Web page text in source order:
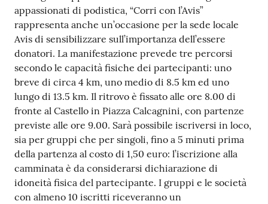
e
t
e
o
Tutti
gli
argomenti...
Seguici
su
appassionati di podistica, “Corri con l’Avis”
rappresenta anche un’occasione per la sede locale
Avis di sensibilizzare sull’importanza dell’essere
donatori. La manifestazione prevede tre percorsi
secondo le capacità fisiche dei partecipanti: uno
breve di circa 4 km, uno medio di 8.5 km ed uno
lungo di 13.5 km. Il ritrovo è fissato alle ore 8.00 di
fronte al Castello in Piazza Calcagnini, con partenze
previste alle ore 9.00. Sarà possibile iscriversi in loco,
sia per gruppi che per singoli, fino a 5 minuti prima
della partenza al costo di 1,50 euro: l’iscrizione alla
camminata è da considerarsi dichiarazione di
idoneità fisica del partecipante. I gruppi e le società
con almeno 10 iscritti riceveranno un